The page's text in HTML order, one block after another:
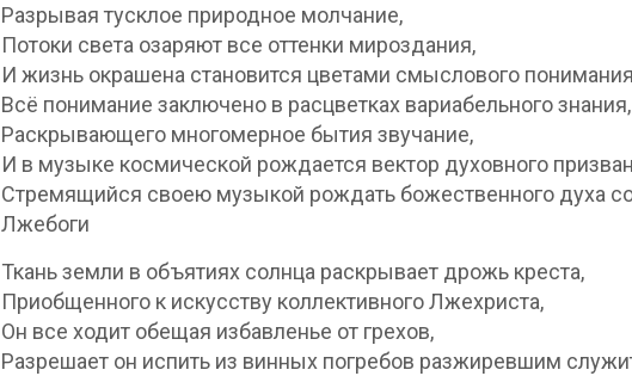
Разрывая тусклое природное молчание,
Потоки света озаряют все оттенки мироздания,
И жизнь окрашена становится цветами смыслового
Всё понимание заключено в расцветках вариабельного знания,
Раскрывающего многомерное бытия звучание,
И в музыке космической рождается вектор духовного
Стремящийся своею музыкой рождать божественного духа
Лжебоги
Ткань земли в объятиях солнца раскрывает дрожь креста,
Приобщенного к искусству коллективного Лжехриста,
Он все ходит обещая избавленье от грехов,
Разрешает он испить из винных погребов разжиревшим